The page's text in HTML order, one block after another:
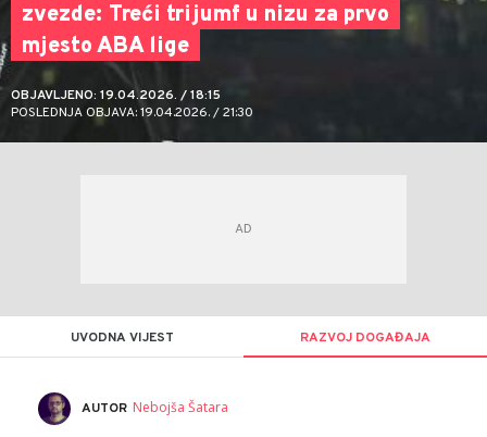
zvezde: Treći trijumf u nizu za prvo
mjesto ABA lige
OBJAVLJENO: 19.04.2026. / 18:15
POSLEDNJA OBJAVA: 19.04.2026. / 21:30
UVODNA VIJEST RAZVOJ DOGAĐAJA
AUTOR Nebojša Šatara